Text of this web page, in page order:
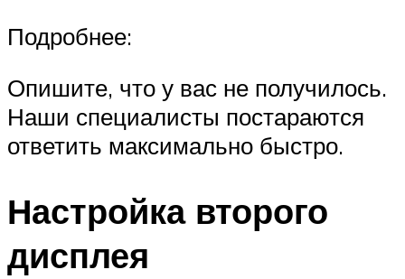
Подробнее:
Опишите, что у вас не получилось.
Наши специалисты постараются
ответить максимально быстро.
Настройка второго
дисплея